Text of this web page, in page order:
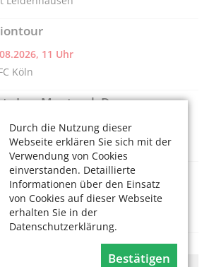
Durch die Nutzung dieser
Webseite erklären Sie sich mit der
Verwendung von Cookies
einverstanden. Detaillierte
Informationen über den Einsatz
von Cookies auf dieser Webseite
erhalten Sie in der
Datenschutzerklärung.
Bestätigen
11 Uhr
Köln
Jazz Montreal: Dance me
14 Uhr
Philharmonie
Die grüne Apotheke
11 Uhr
Köln